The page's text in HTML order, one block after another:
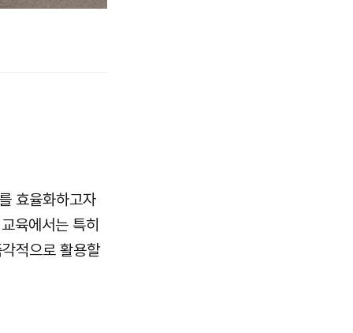
효율화하고자
육에서는 특히
적으로 활용할